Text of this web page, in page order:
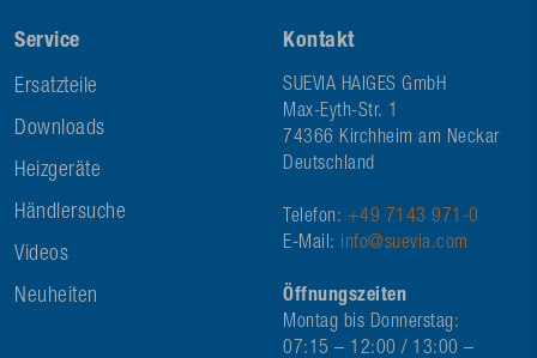
Service
Ersatzteile
Downloads
Heizgeräte
Händlersuche
Videos
Neuheiten
Kontakt
SUEVIA HAIGES GmbH
Max-Eyth-Str. 1
74366 Kirchheim am Neckar
Deutschland
Telefon: +49 7143 971-0
E-Mail: info@suevia.com
Öffnungszeiten
Montag bis Donnerstag:
07:15 – 12:00 / 13:00 –